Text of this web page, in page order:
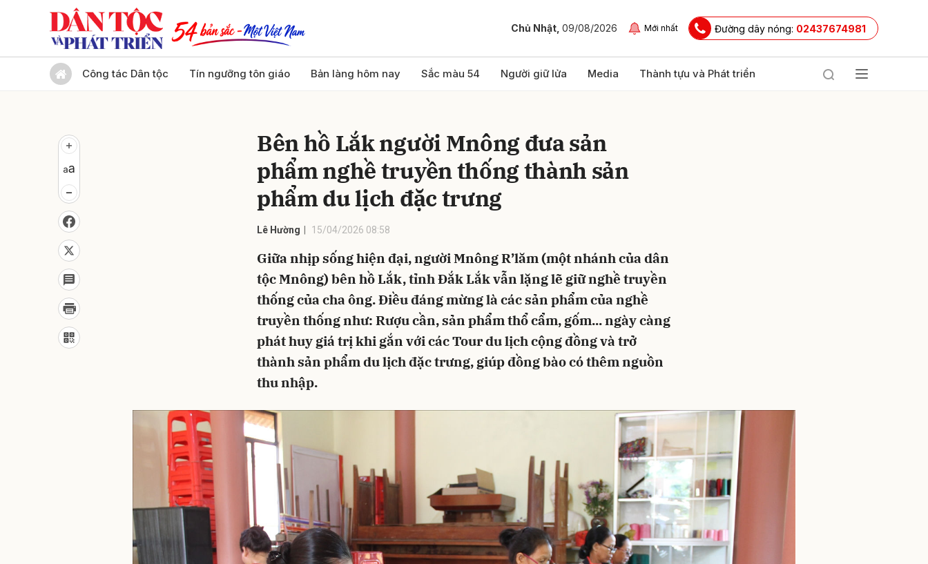
Chủ Nhật, 09/08/2026 Mới nhất Đường dây nóng: 02437674981
Công tác Dân tộc Tín ngưỡng tôn giáo Bản làng hôm nay Sắc màu 54 Người giữ lửa Media Thành tựu và Phát triển
Bên hồ Lắk người Mnông đưa sản
phẩm nghề truyền thống thành sản
phẩm du lịch đặc trưng
Lê Hường 15/04/2026 08:58
Giữa nhịp sống hiện đại, người Mnông R’lăm (một nhánh của dân
tộc Mnông) bên hồ Lắk, tỉnh Đắk Lắk vẫn lặng lẽ giữ nghề truyền
thống của cha ông. Điều đáng mừng là các sản phẩm của nghề
truyền thống như: Rượu cần, sản phẩm thổ cẩm, gốm... ngày càng
phát huy giá trị khi gắn với các Tour du lịch cộng đồng và trở
thành sản phẩm du lịch đặc trưng, giúp đồng bào có thêm nguồn
thu nhập.
Gửi bình luận